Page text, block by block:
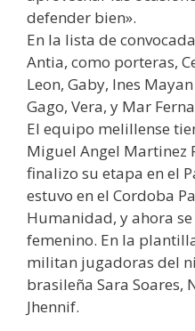
defender bien».
En la lista de
Antia, como porteras,
Leon, Gaby, Ines
Gago, Vera, y Mar
El equipo melillense
Miguel Angel Martinez
finalizo su etapa en el
estuvo en el Cordoba
Humanidad, y ahora
femenino. En la
militan jugadoras del
brasileña Sara Soares,
Jhennif.